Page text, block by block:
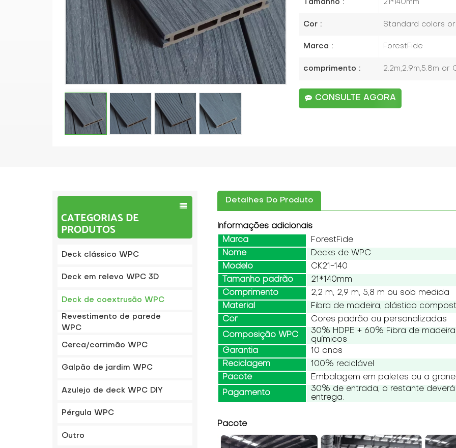
Tamanho : 21*140mm
Cor : Standard colors
Marca : ForestFide
comprimento : 2.2m,2.9m,5.8m or
CONSULTE AGORA
CATEGORIAS DE
PRODUTOS
Deck clássico WPC
Deck em relevo WPC 3D
Deck de coextrusão WPC
Revestimento de parede
WPC
Cerca/corrimão WPC
Galpão de jardim WPC
Azulejo de deck WPC DIY
Pérgula WPC
Outro
Detalhes Do Produto
Informações adicionais
Marca
ForestFide
Nome
Decks de WPC
Modelo
CK21-140
Tamanho padrão
21*140mm
Comprimento
2,2 m, 2,9 m, 5,8 m ou sob medida
Material
Fibra de madeira, plástico
Cor
Cores padrão ou personalizadas
Composição WPC
30% HDPE + 60% Fibra de
químicos
Garantia
10 anos
Reciclagem
100% reciclável
Pacote
Embalagem em paletes ou a
Pagamento
30% de entrada, o restante
entrega.
Pacote